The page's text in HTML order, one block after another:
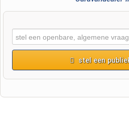
stel een